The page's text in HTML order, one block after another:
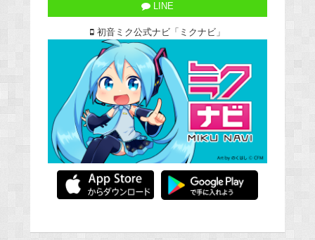
LINE
初音ミク公式ナビ「ミクナビ」